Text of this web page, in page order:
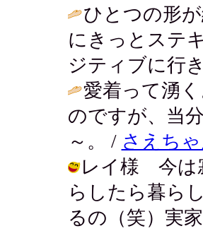
ひとつの形
にきっとステ
ジティブに行
愛着って湧
のですが、当
～。 / さえち
レイ様 今は
らしたら暮ら
るの（笑）実